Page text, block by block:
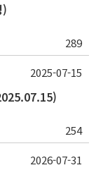
289
254
2025-07-15
2026-07-31